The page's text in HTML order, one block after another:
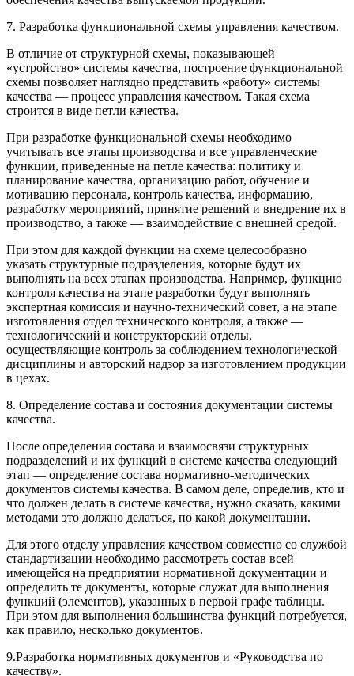
7. Разработка функциональной схемы управления качеством.
В отличие от структурной схемы, показывающей
«устройство» системы качества, построение функциональной
схемы позволяет наглядно представить «работу» системы
качества — процесс управления качеством. Такая схема
строится в виде петли качества.
При разработке функциональной схемы необходимо
учитывать все этапы производства и все управленческие
функции, приведенные на петле качества: политику и
планирование качества, организацию работ, обучение и
мотивацию персонала, контроль качества, информацию,
разработку мероп­риятий, принятие решений и внедрение их в
производство, а также — взаимодействие с внешней средой.
При этом для каждой функции на схеме целесообразно
указать структурные подразделения, которые будут их
выполнять на всех этапах производства. Например, функцию
контроля качества на этапе разработки будут выполнять
экспертная комиссия и научно-технический совет, а на этапе
изготовления отдел технического контроля, а также —
технологический и конструкторский отделы,
осуществляющие контроль за соблюдением технологической
дисциплины и авторский надзор за изготовлением продукции
в цехах.
8. Определение состава и состояния документации системы
качества.
После определения состава и взаимосвязи структурных
подразделений и их функций в системе качества следующий
этап — определение состава нормативно-методических
документов системы качества. В самом деле, определив, кто и
что должен делать в системе качества, нужно сказать, какими
методами это должно делаться, по какой документации.
Для этого отделу управления качеством совместно со службой
стандартизации необходимо рассмотреть состав всей
имеющейся на предприятии нормативной документации и
определить те документы, которые служат для выполнения
функций (элементов), указанных в первой графе таблицы.
При этом для выполнения большинства функций потребуется,
как правило, несколько документов.
9.Разработка нормативных документов и «Руководства по
качеству».